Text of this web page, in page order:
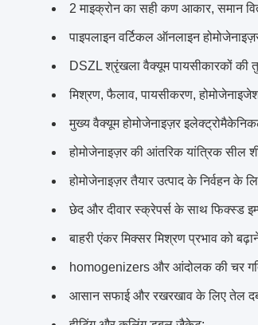
2 माइक्रोन का सही कण आकार, समान
पाइपलाइन वर्टिकल ऑनलाइन
DSZL श्रृंखला वैक्यूम पायसीकारकों
मिश्रण, फैलाव, पायसीकरण,
मुख्य वैक्यूम होमोजेनाइज़र
होमोजेनाइज़र की आंतरिक यांत्रिक सील
होमोजेनाइज़र तैयार उत्पाद के निर्वहन के
छेद और दीवार स्क्रेपर्स के साथ फिक्स्ड
बाहरी एंकर मिक्सर मिश्रण प्रभाव को
homogenizers और आंदोलक की चर
आसान सफाई और रखरखाव के लिए तेल